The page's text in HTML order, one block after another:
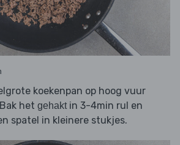
koekenpan op hoog vuur
het gehaktin 3-4min rul en
spatel in kleinere stukjes.